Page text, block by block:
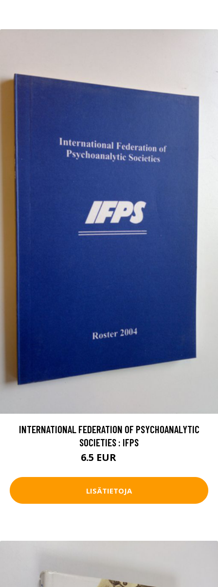
INTERNATIONAL FEDERATION OF PSYCHOANALYTIC
SOCIETIES : IFPS
6.5 EUR
LISÄTIETOJA